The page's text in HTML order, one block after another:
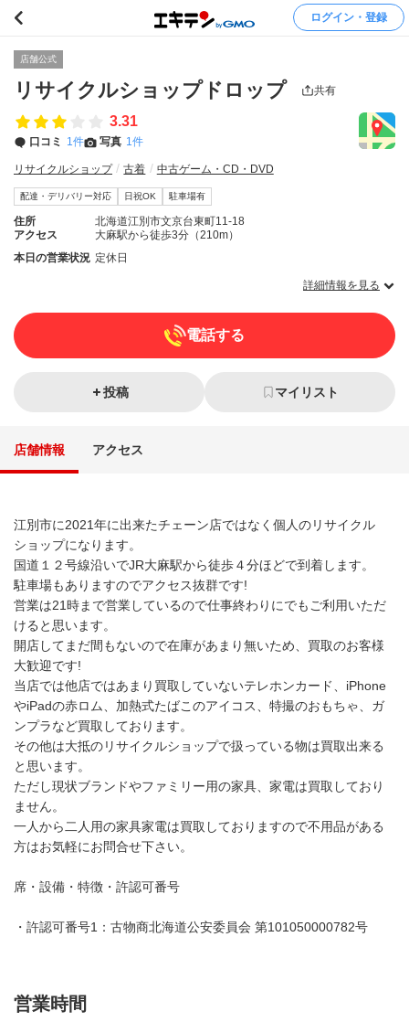
ログイン・登録
店舗公式
リサイクルショップドロップ 共有
3.31
口コミ 1件 写真 1件
リサイクルショップ 古着 中古ゲーム・CD・DVD
配達・デリバリー対応 日祝OK 駐車場有
住所
北海道江別市文京台東町11-18
アクセス
大麻駅から徒歩3分（210m）
本日の営業状況 定休日
詳細情報を見る
電話する
投稿 マイリスト
店舗情報 アクセス
江別市に2021年に出来たチェーン店ではなく個人のリサイクル
ショップになります。
国道１２号線沿いでJR大麻駅から徒歩４分ほどで到着します。
駐車場もありますのでアクセス抜群です!
営業は21時まで営業しているので仕事終わりにでもご利用いただ
けると思います。
開店してまだ間もないので在庫があまり無いため、買取のお客様
大歓迎です!
当店では他店ではあまり買取していないテレホンカード、iPhone
やiPadの赤ロム、加熱式たばこのアイコス、特撮のおもちゃ、ガ
ンプラなど買取しております。
その他は大抵のリサイクルショップで扱っている物は買取出来る
と思います。
ただし現状ブランドやファミリー用の家具、家電は買取しており
ません。
一人から二人用の家具家電は買取しておりますので不用品がある
方はお気軽にお問合せ下さい。
席・設備・特徴・許認可番号
・許認可番号1：古物商北海道公安委員会 第101050000782号
営業時間